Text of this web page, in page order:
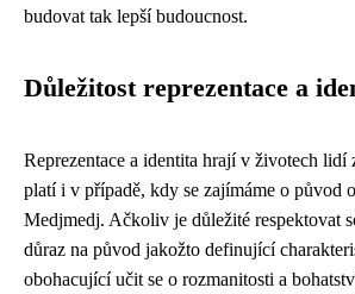
budovat tak lepší budoucnost.
Důležitost reprezentace a
Reprezentace a identita hrají v životech lidí
platí i v případě, kdy se zajímáme o původ
Medjmedj. Ačkoliv je důležité respektovat
důraz na původ jakožto definující
obohacující učit se o rozmanitosti a